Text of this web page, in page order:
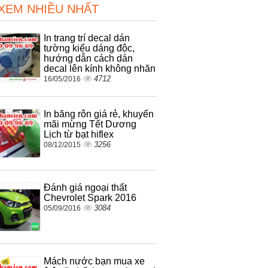
NHIỀU NHẤT
In trang trí decal dán
tường kiểu dáng độc,
hướng dẫn cách dán
decal lên kính không nhăn
16/05/2016 4712
In băng rôn giá rẻ, khuyến
mãi mừng Tết Dương
Lịch từ bạt hiflex
08/12/2015 3256
Đánh giá ngoại thất
Chevrolet Spark 2016
05/09/2016 3084
Mách nước bạn mua xe